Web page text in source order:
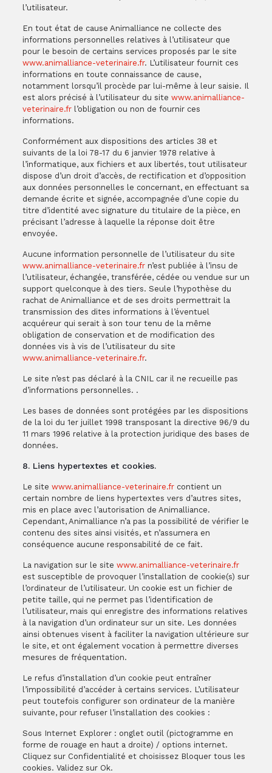
l’utilisateur.
En tout état de cause Animalliance ne collecte des
informations personnelles relatives à l’utilisateur que
pour le besoin de certains services proposés par le site
www.animalliance-veterinaire.fr. L’utilisateur fournit ces
informations en toute connaissance de cause,
notamment lorsqu’il procède par lui-même à leur saisie. Il
est alors précisé à l’utilisateur du site www.animalliance-
veterinaire.frl’obligation ou non de fournir ces
informations.
Conformément aux dispositions des articles 38 et
suivants de la loi 78-17 du 6 janvier 1978 relative à
l’informatique, aux fichiers et aux libertés, tout utilisateur
dispose d’un droit d’accès, de rectification et d’opposition
aux données personnelles le concernant, en effectuant sa
demande écrite et signée, accompagnée d’une copie du
titre d’identité avec signature du titulaire de la pièce, en
précisant l’adresse à laquelle la réponse doit être
envoyée.
Aucune information personnelle de l’utilisateur du site
www.animalliance-veterinaire.frn’est publiée à l’insu de
l’utilisateur, échangée, transférée, cédée ou vendue sur un
support quelconque à des tiers. Seule l’hypothèse du
rachat de Animalliance et de ses droits permettrait la
transmission des dites informations à l’éventuel
acquéreur qui serait à son tour tenu de la même
obligation de conservation et de modification des
données vis à vis de l’utilisateur du site
www.animalliance-veterinaire.fr.
Le site n’est pas déclaré à la CNIL car il ne recueille pas
d’informations personnelles. .
Les bases de données sont protégées par les dispositions
de la loi du 1er juillet 1998 transposant la directive 96/9 du
11 mars 1996 relative à la protection juridique des bases de
données.
8. Liens hypertextes et cookies.
Le site www.animalliance-veterinaire.frcontient un
certain nombre de liens hypertextes vers d’autres sites,
mis en place avec l’autorisation de Animalliance.
Cependant, Animalliance n’a pas la possibilité de vérifier le
contenu des sites ainsi visités, et n’assumera en
conséquence aucune responsabilité de ce fait.
La navigation sur le site www.animalliance-veterinaire.fr
est susceptible de provoquer l’installation de cookie(s) sur
l’ordinateur de l’utilisateur. Un cookie est un fichier de
petite taille, qui ne permet pas l’identification de
l’utilisateur, mais qui enregistre des informations relatives
à la navigation d’un ordinateur sur un site. Les données
ainsi obtenues visent à faciliter la navigation ultérieure sur
le site, et ont également vocation à permettre diverses
mesures de fréquentation.
Le refus d’installation d’un cookie peut entraîner
l’impossibilité d’accéder à certains services. L’utilisateur
peut toutefois configurer son ordinateur de la manière
suivante, pour refuser l’installation des cookies :
Sous Internet Explorer : onglet outil (pictogramme en
forme de rouage en haut a droite) / options internet.
Cliquez sur Confidentialité et choisissez Bloquer tous les
cookies. Validez sur Ok.